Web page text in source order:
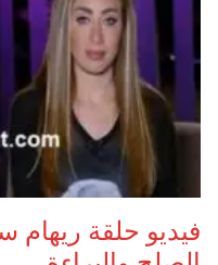
فيديو حلقة ريهام